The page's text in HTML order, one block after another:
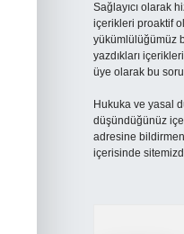
Sağlayıcı olarak
içerikleri proaktif
yükümlülüğümüz
yazdıkları
üye olarak bu
Hukuka ve yasal
düşündüğünüz
adresine
içerisinde